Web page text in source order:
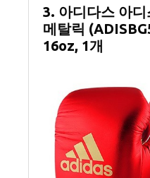
3. 아디다스 아
메탈릭
16oz, 1개